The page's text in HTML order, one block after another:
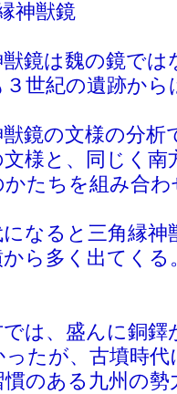
神獣鏡
鏡は魏の鏡で
３世紀の遺跡か
鏡の文様の分
様と、同じく
かたちを組み合
なると三角縁
ら多く出てく
は、盛んに銅
ったが、古墳時
のある九州の